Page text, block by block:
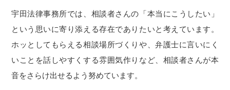
宇田法律事務所では、相談者さんの「本当にこうしたい」
という思いに寄り添える存在でありたいと考えています。
ホッとしてもらえる相談場所づくりや、弁護士に言いにく
いことを話しやすくする雰囲気作りなど、相談者さんが本
音をさらけ出せるよう努めています。